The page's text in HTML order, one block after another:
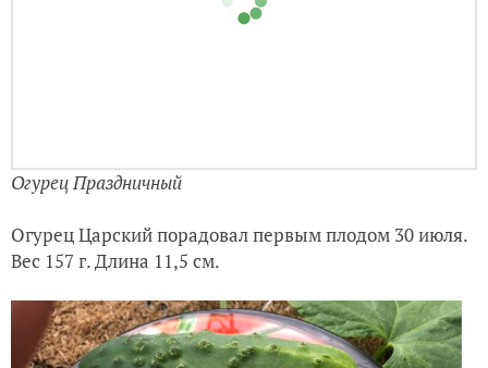
Огурец Праздничный
Огурец Царский порадовал первым плодом 30 июля.
Вес 157 г. Длина 11,5 см.